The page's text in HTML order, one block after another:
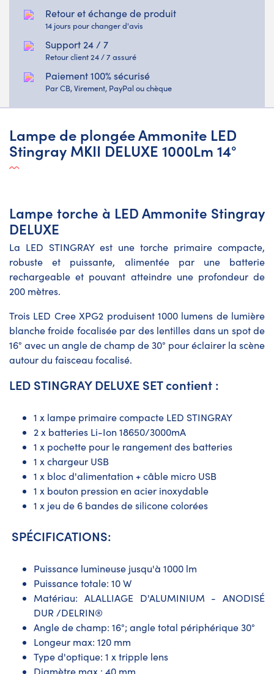
Retour et échange de produit
14 jours pour changer d'avis
Support 24 / 7
Retour client 24 / 7 assuré
Paiement 100% sécurisé
Par CB, Virement, PayPal ou chèque
Lampe de plongée Ammonite LED
Stingray MKII DELUXE 1000Lm 14°
Lampe torche à LED Ammonite Stingray
DELUXE
La LED STINGRAY est une torche primaire compacte,
robuste et puissante, alimentée par une batterie
rechargeable et pouvant atteindre une profondeur de
200 mètres.
Trois LED Cree XPG2 produisent 1000 lumens de lumière
blanche froide focalisée par des lentilles dans un spot de
16° avec un angle de champ de 30° pour éclairer la scène
autour du faisceau focalisé.
LED STINGRAY DELUXE SET contient :
1 x lampe primaire compacte LED STINGRAY
2 x batteries Li-Ion 18650/3000mA
1 x pochette pour le rangement des batteries
1 x chargeur USB
1 x bloc d'alimentation + câble micro USB
1 x bouton pression en acier inoxydable
1 x jeu de 6 bandes de silicone colorées
SPÉCIFICATIONS:
Puissance lumineuse jusqu'à 1000 lm
Puissance totale: 10 W
Matériau: ALALLIAGE D'ALUMINIUM - ANODISÉ
DUR /DELRIN®
Angle de champ: 16°; angle total périphérique 30°
Longeur max: 120 mm
Type d'optique: 1 x tripple lens
Diamètre max : 40 mm